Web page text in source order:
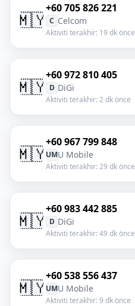
🇲🇾
+60 705 826 221
C Celcom
Aktiviti terakhir: 19 dk önce
🇲🇾
+60 972 810 405
D DiGi
Aktiviti terakhir: 2 dk önce
🇲🇾
+60 967 799 848
UMU Mobile
Aktiviti terakhir: 29 dk önce
🇲🇾
+60 983 442 885
D DiGi
Aktiviti terakhir: 49 dk önce
🇲🇾
+60 538 556 437
UMU Mobile
Aktiviti terakhir: 9 dk önce